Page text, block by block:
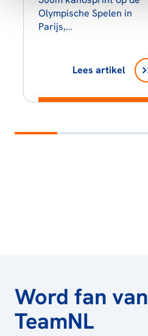
Olympische Spelen in
Parijs,…
Lees artikel
Word fan van
TeamNL